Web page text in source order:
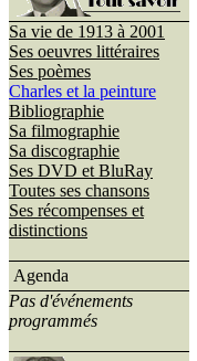
Sa vie de 1913 à 2001
Ses oeuvres littéraires
Ses poèmes
Charles et la peinture
Bibliographie
Sa filmographie
Sa discographie
Ses DVD et BluRay
Toutes ses chansons
Ses récompenses et
distinctions
Agenda
Pas d'événements
programmés